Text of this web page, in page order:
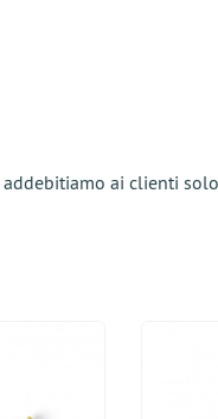
ai clienti